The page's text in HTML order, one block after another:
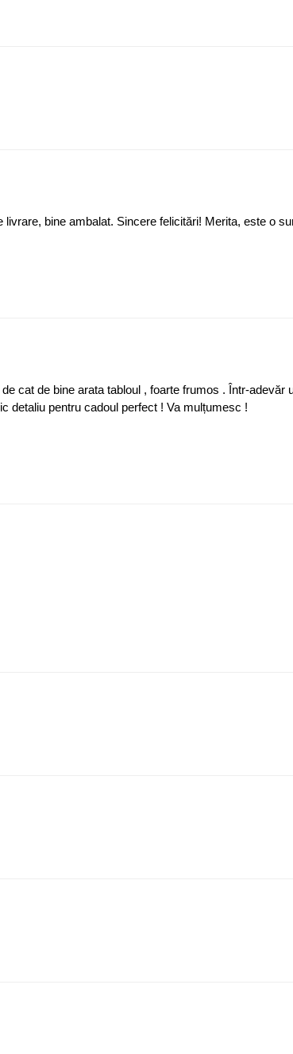
livrare, bine ambalat. Sincere felicitări! Merita, este o
cat de bine arata tabloul , foarte frumos . Într-adevăr
detaliu pentru cadoul perfect ! Va mulțumesc !